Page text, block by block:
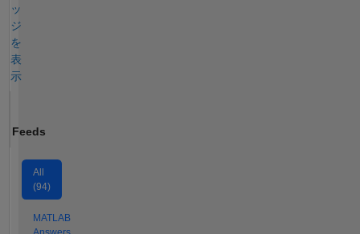
ッ
ジ
を
表
示
Feeds
All
(94)
MATLAB